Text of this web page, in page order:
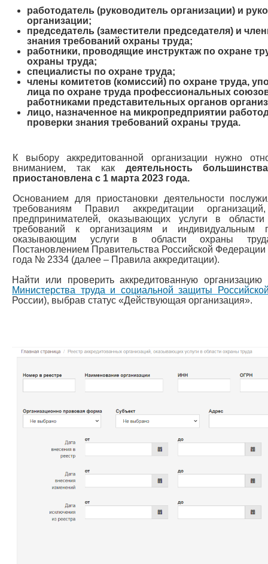
работодатель (руководитель организации) и
организации;
председатель (заместители председателя) и
знания требований охраны труда;
работники, проводящие инструктаж по охране
охраны труда;
специалисты по охране труда;
члены комитетов (комиссий) по охране труда,
лица по охране труда профессиональных
работниками представительных органов
лицо, назначенное на микропредприятии
проверки знания требований охраны труда.
К выбору аккредитованной организации нужно
вниманием, так как деятельность
приостановлена с 1 марта 2023 года.
Основанием для приостановки деятельности
требованиям Правил аккредитации
предпринимателей, оказывающих услуги в
требований к организациям и индивидуальным
оказывающим услуги в области охраны
Постановлением Правительства Российской
года № 2334 (далее – Правила аккредитации).
Найти или проверить аккредитованную
Министерства труда и социальной защиты
России), выбрав статус «Действующая организация».